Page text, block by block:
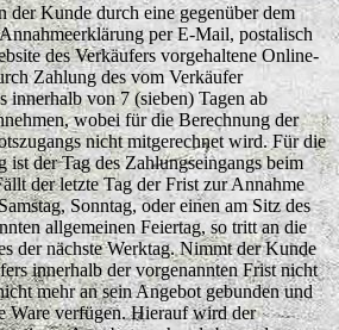
der Kunde durch eine gegenüber dem
per E-Mail, postalisch
des Verkäufers vorgehaltene Online-
Zahlung des vom Verkäufer
innerhalb von 7 (sieben) Tagen ab
wobei für die Berechnung der
nicht mitgerechnet wird. Für die
ist der Tag des Zahlungseingangs beim
der letzte Tag der Frist zur Annahme
Sonntag, oder einen am Sitz des
allgemeinen Feiertag, so tritt an die
der nächste Werktag. Nimmt der Kunde
innerhalb der vorgenannten Frist nicht
mehr an sein Angebot gebunden und
Ware verfügen. Hierauf wird der